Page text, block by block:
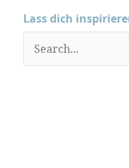
Lass dich
u